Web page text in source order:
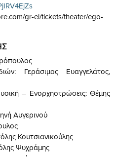
gr-el/tickets/theater/ego-
Γεράσιμος Ευαγγελάτος,
– Ενορχηστρώσεις: Θέμης
Αυγερινού
Κουτσιανικούλης
Ψυχράμης